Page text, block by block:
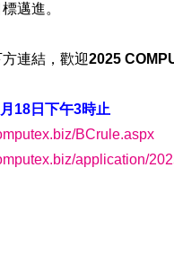
邁進。
連結，歡迎2025
18日下午3時止
BCrule.aspx
application/